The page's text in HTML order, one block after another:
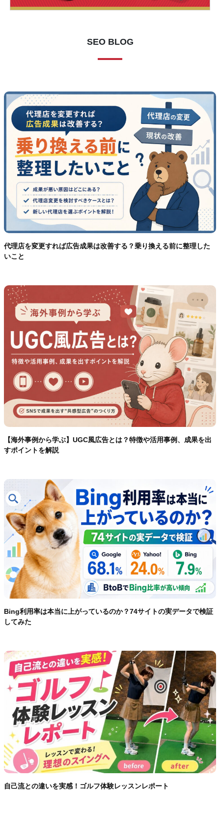
SEO BLOG
代理店を変更すれば広告成果は改善する？乗り換える前に整理した
いこと
【海外事例から学ぶ】UGC風広告とは？特徴や活用事例、成果を出
すポイントを解説
Bing利用率は本当に上がっているのか？74サイトの実データで検証
してみた
自己流との違いを実感！ゴルフ体験レッスンレポート